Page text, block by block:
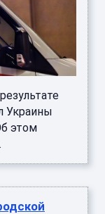
Украины
этом